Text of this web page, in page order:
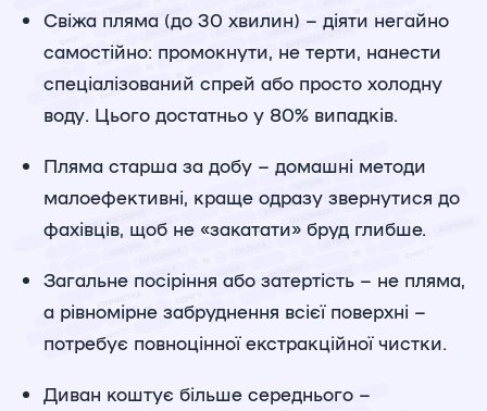
Свіжа пляма (до 30 хвилин) – діяти негайно
самостійно: промокнути, не терти, нанести
спеціалізований спрей або просто холодну
воду. Цього достатньо у 80% випадків.
Пляма старша за добу – домашні методи
малоефективні, краще одразу звернутися до
фахівців, щоб не «закатати» бруд глибше.
Загальне посіріння або затертість – не пляма,
а рівномірне забруднення всієї поверхні –
потребує повноцінної екстракційної чистки.
Диван коштує більше середнього –